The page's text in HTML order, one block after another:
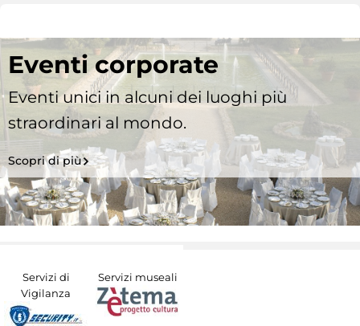
Eventi corporate
Eventi unici in alcuni dei luoghi più
straordinari al mondo.
Scopri di più
Servizi di
Vigilanza
Servizi museali